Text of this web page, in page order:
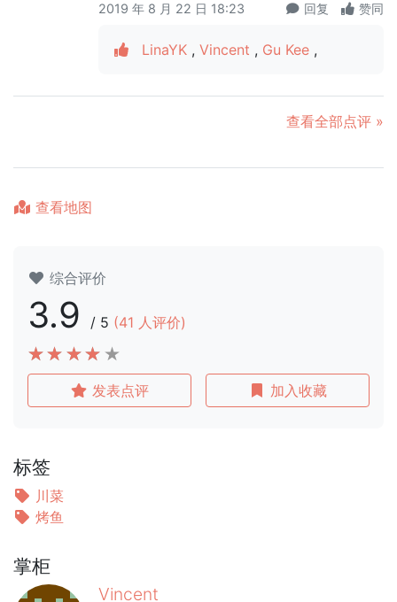
2019 年 8 月 22 日 18:23 回复 赞同
LinaYK , Vincent , Gu Kee ,
查看全部点评 »
查看地图
综合评价
3.9 / 5 (41 人评价)
发表点评 加入收藏
标签
川菜
烤鱼
掌柜
Vincent